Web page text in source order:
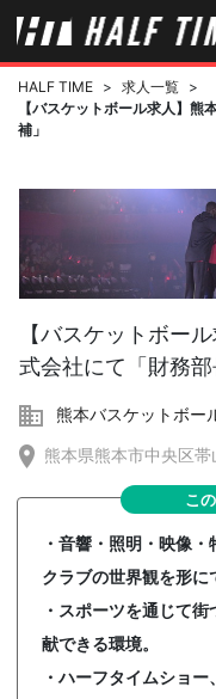
HALF TIME > 求人一覧 >
【バスケットボール求人】
補」
【バスケットボー
式会社にて「財務部
熊本バスケットボー
熊本県熊本市中央区
こ
・音響・照明・映像
クラブの世界観を形に
・スポーツを通じて
献できる環境。
・ハーフタイムショ